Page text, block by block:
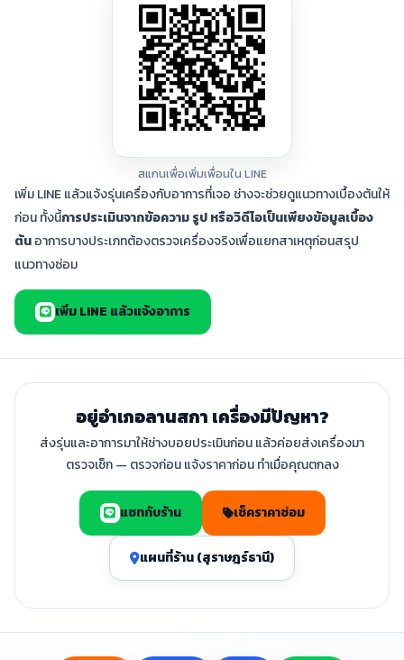
สแกนเพื่อเพิ่มเพื่อนใน LINE
เพิ่ม LINE แล้วแจ้งรุ่นเครื่องกับอาการที่เจอ ช่างจะช่วยดูแนวทางเบื้องต้นให้
ก่อน ทั้งนี้การประเมินจากข้อความ รูป หรือวิดีโอเป็นเพียงข้อมูลเบื้อง
ต้นอาการบางประเภทต้องตรวจเครื่องจริงเพื่อแยกสาเหตุก่อนสรุป
แนวทางซ่อม
เพิ่ม LINE แล้วแจ้งอาการ
อยู่อำเภอลานสกา เครื่องมีปัญหา?
ส่งรุ่นและอาการมาให้ช่างบอยประเมินก่อน แล้วค่อยส่งเครื่องมา
ตรวจเช็ก — ตรวจก่อน แจ้งราคาก่อน ทำเมื่อคุณตกลง
แชทกับร้าน เช็คราคาซ่อม
แผนที่ร้าน (สุราษฎร์ธานี)